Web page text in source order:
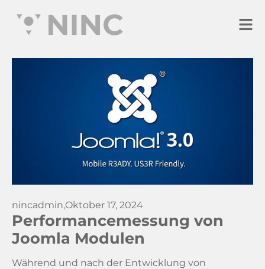
nincadmin,Oktober 17, 2024
Performancemessung von
Joomla Modulen
Während und nach der Entwicklung von